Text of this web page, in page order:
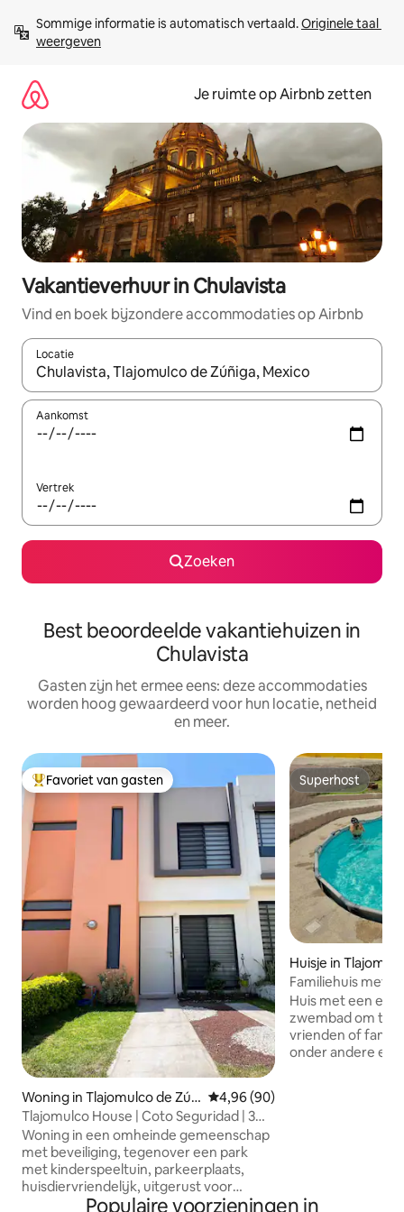
direct
naar
Sommige informatie is automatisch vertaald. Originele taal
weergeven
Je ruimte op Airbnb zetten
Vakantieverhuur in Chulavista
Vind en boek bijzondere accommodaties op Airbnb
Locatie
Wanneer er suggesties beschikbaar zijn, maak je een keuze
Aankomst
Vertrek
Zoeken
Best beoordeelde vakantiehuizen in
Chulavista
Gasten zijn het ermee eens: deze accommodaties
worden hoog gewaardeerd voor hun locatie, netheid
en meer.
Topfavoriet van gasten
Favoriet van gasten
Woning in Tlajomulco de Zúñ
iga
Gemiddelde beoordeling van
4,96 (90)
Tlajomulco House | Coto Seguridad | 3
slaapkamers
Woning in een omheinde gemeenschap
met beveiliging, tegenover een park
met kinderspeeltuin, parkeerplaats,
huisdiervriendelijk, uitgerust voor
plezier (Netflix, bordspellen, barbecue).
Superhost
Superhost
Huisje in
a
Familiehuis met
kinderspellen
Huis met een
zwembad om te
vrienden of
onder andere
heeft een
Populaire voorzieningen in